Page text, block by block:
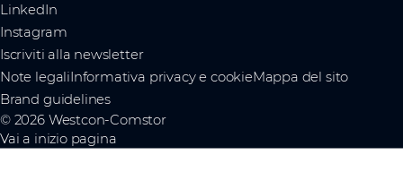
LinkedIn
Instagram
Iscriviti alla newsletter
Note legaliInformativa privacy e cookieMappa del sito
Brand guidelines
© 2026 Westcon-Comstor
Vai a inizio pagina